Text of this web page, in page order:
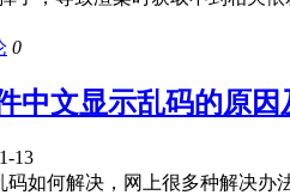
0
中文显示乱码的原
13
码如何解决，网上很多种解决